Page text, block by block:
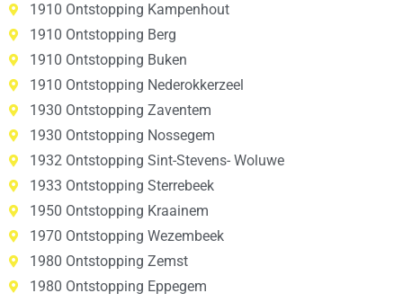
1910 Ontstopping Kampenhout
1910 Ontstopping Berg
1910 Ontstopping Buken
1910 Ontstopping Nederokkerzeel
1930 Ontstopping Zaventem
1930 Ontstopping Nossegem
1932 Ontstopping Sint-Stevens- Woluwe
1933 Ontstopping Sterrebeek
1950 Ontstopping Kraainem
1970 Ontstopping Wezembeek
1980 Ontstopping Zemst
1980 Ontstopping Eppegem